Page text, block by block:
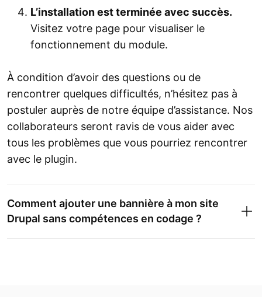
L’installation est terminée avec succès.
Visitez votre page pour visualiser le
fonctionnement du module.
À condition d’avoir des questions ou de
rencontrer quelques difficultés, n’hésitez pas à
postuler auprès de notre équipe d’assistance. Nos
collaborateurs seront ravis de vous aider avec
tous les problèmes que vous pourriez rencontrer
avec le plugin.
Comment ajouter une bannière à mon site
Drupal sans compétences en codage ?